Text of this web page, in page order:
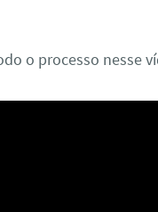
o processo nesse